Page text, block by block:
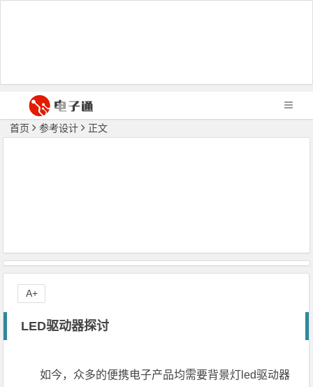
首页 参考设计 正文
LED驱动器探讨
如今，众多的便携电子产品均需要背景灯led驱动器
A+